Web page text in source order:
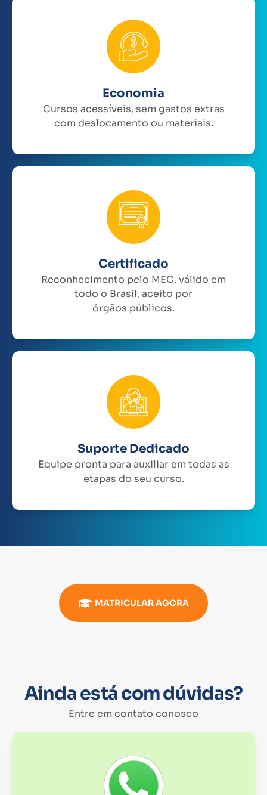
Economia
Cursos acessíveis, sem gastos extras
com deslocamento ou materiais.
Certificado
Reconhecimento pelo MEC, válido em
todo o Brasil, aceito por
órgãos públicos.
Suporte Dedicado
Equipe pronta para auxiliar em todas as
etapas do seu curso.
MATRICULAR AGORA
Ainda está com dúvidas?
Entre em contato conosco